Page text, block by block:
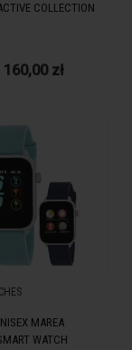
COLLECTION
160,00 zł
MAREA
WATCH